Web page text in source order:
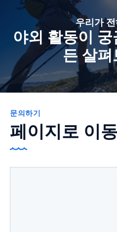
우리가
야외 활동이
든 살
문의하기
페이지로 이동